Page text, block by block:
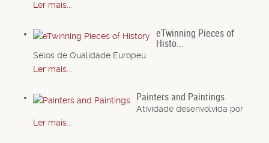
Ler mais...
eTwinning Pieces of
Histo...
Selos de Qualidade Europeu
Ler mais...
Painters and Paintings
Atividade desenvolvida por
Ler mais...